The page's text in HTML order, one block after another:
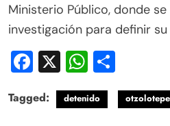
Ministerio Público, donde
investigación para definir
Facebook
X
Tagged: detenido